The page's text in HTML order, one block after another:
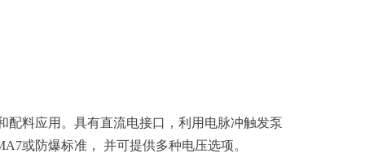
料应用。具有直流电接口，利用电脉冲触发泵
或防爆标准， 并可提供多种电压选项。